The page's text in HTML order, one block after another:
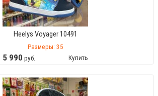
Heelys Voyager 10491
Размеры: 35
5 990 руб. Купить